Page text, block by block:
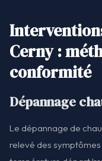
Cerny :
conformité
Dépannage
Le dépannage de
relevé des